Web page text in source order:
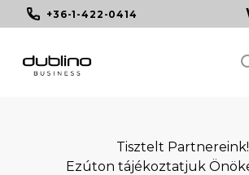
+36-1-422-0414
Tisztelt Partnereink!
Ezúton tájékoztatjuk